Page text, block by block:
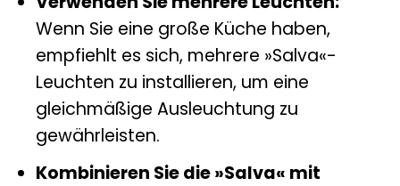
Wenn Sie eine große Küche haben,
empfiehlt es sich, mehrere »Salva«-
Leuchten zu installieren, um eine
gleichmäßige Ausleuchtung zu
gewährleisten.
Kombinieren Sie die »Salva« mit